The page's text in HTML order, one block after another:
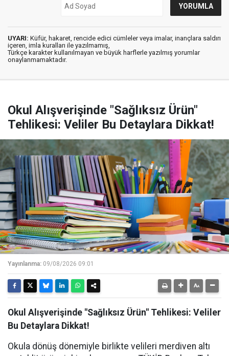
UYARI: Küfür, hakaret, rencide edici cümleler veya imalar, inançlara saldırı
içeren, imla kuralları ile yazılmamış,
Türkçe karakter kullanılmayan ve büyük harflerle yazılmış yorumlar
onaylanmamaktadır.
Okul Alışverişinde "Sağlıksız Ürün"
Tehlikesi: Veliler Bu Detaylara Dikkat!
Yayınlanma: 09/08/2026 09:01
Okul Alışverişinde "Sağlıksız Ürün" Tehlikesi: Veliler
Bu Detaylara Dikkat!
Okula dönüş dönemiyle birlikte velileri merdiven altı